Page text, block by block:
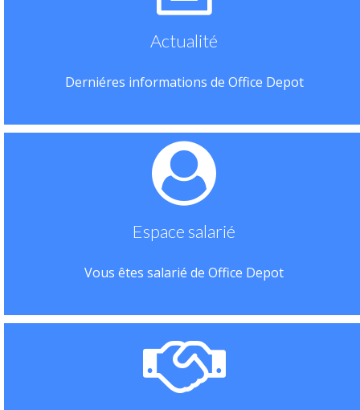
Actualité
Derniéres informations de Office Depot
Espace salarié
Vous êtes salarié de Office Depot